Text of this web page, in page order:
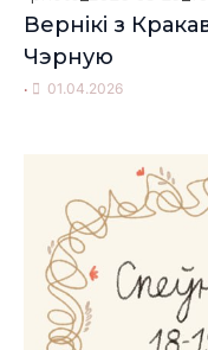
Вернікі з
Чэрную
• 01.04.2026